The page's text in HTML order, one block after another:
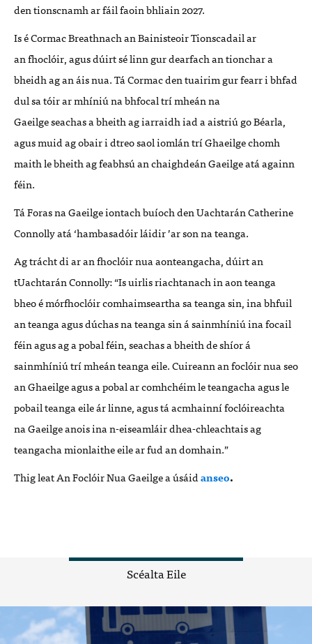
dentionscnamh ar fáil faoin bhliain 2027.
IséCormac Breathnach an Bainisteoir Tionscadail ar
anfhoclóir, agus dúirt sélinn gur dearfach antionchara
bheidh ag an áis nua. Tá Cormac den tuairim gur fearr i bhfad
dul sa tóir ar mhíniúna bhfocal trí mheán na
Gaeilgeseachasabheith ag iarraidh iad a aistriúgo Béarla,
agus muid ag obair i dtreo saoliomlán trí Ghaeilge chomh
maith le bheith ag feabhsú an chaighdeán Gaeilge atá againn
féin.
TáForas na Gaeilgeiontach buíoch den Uachtarán Catherine
Connollyatá‘hambasadóir láidir’ar son na teanga.
Ag trácht di ar anfhoclóirnuaaonteangacha, dúirt an
tUachtarán Connolly:“Is uirlis riachtanach in aon teanga
bheoémórfhoclóir comhaimseartha sa teanga sin, ina bhfuil
an teanga agus dúchas na teanga siná sainmhíniúina focail
féin agus ag a pobal féin, seachas a bheith de shíor á
sainmhíniú trí mheán teanga eile. Cuireann an foclóir nua seo
an Ghaeilge agus a pobal ar comhchéim le teangacha agus le
pobail teanga eileár linne, agus tá acmhainnífoclóireachta
na Gaeilge anois ina n-eiseamláir dhea-chleachtais ag
teangacha mionlaithe eile ar fud an domhain.”
Thig leat An Foclóir Nua Gaeilge a úsáidanseo.
Scéalta Eile